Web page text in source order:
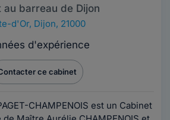
au barreau de Dijon
d'Or, Dijon, 21000
d'expérience
ce cabinet
CHAMPENOIS est un Cabinet